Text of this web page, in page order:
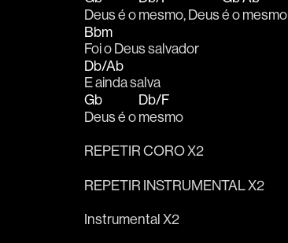
Deus é o mesmo, Deus é o mesmo
Bbm
Foi o Deus salvador
Db/Ab
E ainda salva
Gb
Deus é o
Db/F
mesmo
REPETIR CORO X2
REPETIR INSTRUMENTAL X2
Instrumental X2